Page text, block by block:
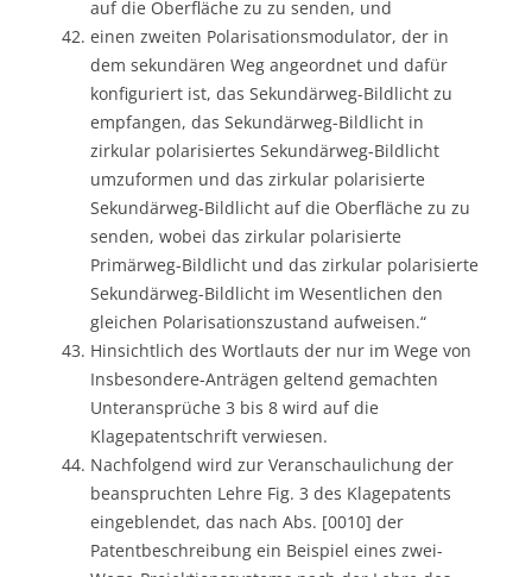
auf die Oberfläche zu zu senden, und
einen zweiten Polarisationsmodulator, der in
dem sekundären Weg angeordnet und dafür
konfiguriert ist, das Sekundärweg-Bildlicht zu
empfangen, das Sekundärweg-Bildlicht in
zirkular polarisiertes Sekundärweg-Bildlicht
umzuformen und das zirkular polarisierte
Sekundärweg-Bildlicht auf die Oberfläche zu zu
senden, wobei das zirkular polarisierte
Primärweg-Bildlicht und das zirkular polarisierte
Sekundärweg-Bildlicht im Wesentlichen den
gleichen Polarisationszustand aufweisen.“
Hinsichtlich des Wortlauts der nur im Wege von
Insbesondere-Anträgen geltend gemachten
Unteransprüche 3 bis 8 wird auf die
Klagepatentschrift verwiesen.
Nachfolgend wird zur Veranschaulichung der
beanspruchten Lehre Fig. 3 des Klagepatents
eingeblendet, das nach Abs. [0010] der
Patentbeschreibung ein Beispiel eines zwei-